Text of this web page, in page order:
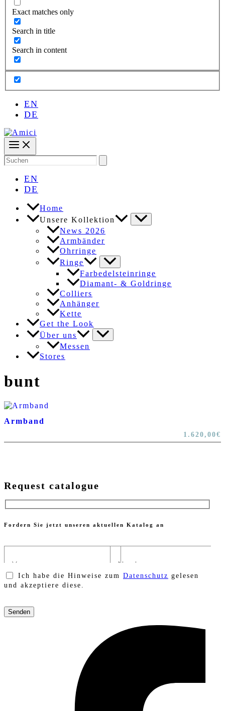
Exact matches only
Search in title
Search in content
EN
DE
Search
for:
EN
DE
Home
Unsere Kollektion
News 2026
Armbänder
Ohrringe
Ringe
Farbedelsteinringe
Diamant- & Goldringe
Colliers
Anhänger
Kette
Get the Look
Über uns
Messen
Stores
bunt
Armband
1.620,00€
Request catalogue
Fordern Sie jetzt unseren aktuellen Katalog an
Ich habe die Hinweise zum Datenschutz gelesen
und akzeptiere diese.
lasse